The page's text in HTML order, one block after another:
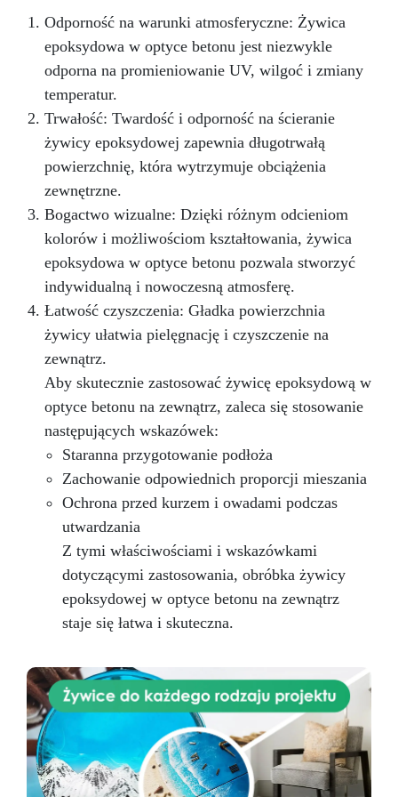
fabryczne podłogi epoksydowe – domowe
podłogi epoksydowe 3D – kwasoodporne
podłogi epoksydowe Zastosowanie: –
garażowe podłogi epoksydowe, fabryczne
podłogi epoksydowe, domowe podłogi
epoksydowe 3D, podłogi biurowe,
kwasoodporne podłogi epoksydowe; – dzieła
sztuki, tworzenie obiektów artystycznych
(obrazy, panele, itp.) techniką “fluid-art”; –
pokrycie powierzchni, przedmiotów i mebli, by
kolor nabrał głębi i blasku; – betonowe blaty
kuchenne; – tworzenie efektu 3D między innymi
na wydrukach, zdjęciach i obrazach; –
utrwalanie wypełniaczy (elementy dekoracyjne,
szkło, kamień, kwarc, itd.) – stworzenie idealnie
przezroczystej warstwy ochronnej na Twoich
projektach.
Odporność na warunki atmosferyczne: Żywica
epoksydowa w optyce betonu jest niezwykle
odporna na promieniowanie UV, wilgoć i zmiany
temperatur.
Trwałość: Twardość i odporność na ścieranie
żywicy epoksydowej zapewnia długotrwałą
powierzchnię, która wytrzymuje obciążenia
zewnętrzne.
Bogactwo wizualne: Dzięki różnym odcieniom
kolorów i możliwościom kształtowania, żywica
epoksydowa w optyce betonu pozwala stworzyć
indywidualną i nowoczesną atmosferę.
Łatwość czyszczenia: Gładka powierzchnia
żywicy ułatwia pielęgnację i czyszczenie na
zewnątrz.
Aby skutecznie zastosować żywicę epoksydową w
optyce betonu na zewnątrz, zaleca się stosowanie
następujących wskazówek:
Staranna przygotowanie podłoża
Zachowanie odpowiednich proporcji mieszania
Ochrona przed kurzem i owadami podczas
utwardzania
Z tymi właściwościami i wskazówkami
dotyczącymi zastosowania, obróbka żywicy
epoksydowej w optyce betonu na zewnątrz
staje się łatwa i skuteczna.